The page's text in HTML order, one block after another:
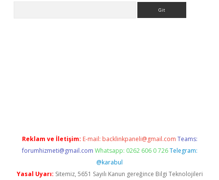
Reklam ve İletişim: E-mail: backlinkpaneli@gmail.com Teams:
forumhizmeti@gmail.com Whatsapp: 0262 606 0 726 Telegram:
@karabul
Yasal Uyarı: Sitemiz, 5651 Sayılı Kanun gereğince Bilgi Teknolojileri